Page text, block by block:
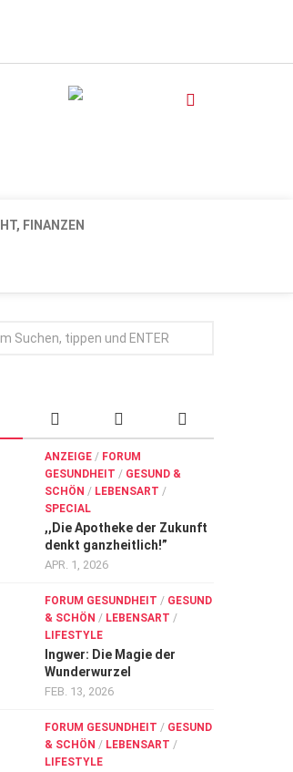
FINANZEN
ANZEIGE / FORUM
GESUNDHEIT / GESUND &
SCHÖN / LEBENSART /
SPECIAL
,,Die Apotheke der Zukunft
denkt ganzheitlich!”
APR. 1, 2026
FORUM GESUNDHEIT / GESUND
& SCHÖN / LEBENSART /
LIFESTYLE
Ingwer: Die Magie der
Wunderwurzel
FEB. 13, 2026
FORUM GESUNDHEIT / GESUND
& SCHÖN / LEBENSART /
LIFESTYLE